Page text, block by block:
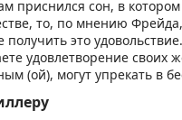
приснился сон, в
то, по мнению
получить это
удовлетворение своих
(ой), могут упрекать в